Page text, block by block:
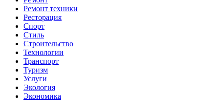
Ремонт техники
Ресторация
Спорт
Стиль
Строительство
Технологии
Транспорт
Туризм
Услуги
Экология
Экономика